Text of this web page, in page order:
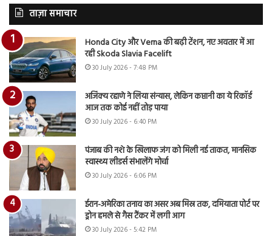
ताज़ा समाचार
Honda City और Verna की बढ़ी टेंशन, नए अवतार में आ
रही Skoda Slavia Facelift
30 July 2026 - 7:48 PM
अजिंक्य रहाणे ने लिया संन्यास, लेकिन कप्तानी का ये रिकॉर्ड
आज तक कोई नहीं तोड़ पाया
30 July 2026 - 6:40 PM
पंजाब की नशे के खिलाफ जंग को मिली नई ताकत, मानसिक
स्वास्थ्य लीडर्स संभालेंगे मोर्चा
30 July 2026 - 6:06 PM
ईरान-अमेरिका तनाव का असर अब मिस्र तक, दमियाता पोर्ट पर
ड्रोन हमले से गैस टैंकर में लगी आग
30 July 2026 - 5:42 PM